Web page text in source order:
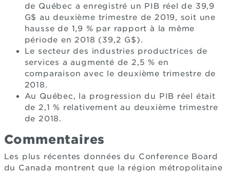
de Québec a enregistré un PIB réel de 39,9
G$ au deuxième trimestre de 2019, soit une
hausse de 1,9 % par rapport à la même
période en 2018 (39,2 G$).
Le secteur des industries productrices de
services a augmenté de 2,5 % en
comparaison avec le deuxième trimestre de
2018.
Au Québec, la progression du PIB réel était
de 2,1 % relativement au deuxième trimestre
de 2018.
Commentaires
Les plus récentes données du Conference Board
du Canada montrent que la région métropolitaine